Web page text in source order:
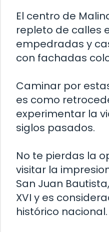
El centro de
repleto de calles
empedradas y
con fachadas
Caminar por
es como
experimentar la
siglos pasados.
No te pierdas la
visitar la
San Juan
XVI y es
histórico nacional.